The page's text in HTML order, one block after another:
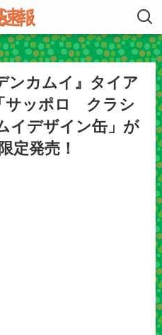
ンカムイ』タイア
サッポロ クラシ
イデザイン缶」が
定発売！